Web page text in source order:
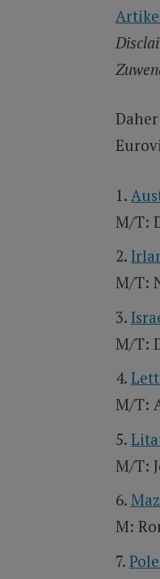
M/T:
M/T:
M/T:
M/T:
M/T:
M: